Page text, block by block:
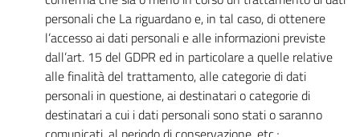
personali che La riguardano e, in tal caso, di ottenere
l’accesso ai dati personali e alle informazioni previste
dall’art. 15 del GDPR ed in particolare a quelle relative
alle finalità del trattamento, alle categorie di dati
personali in questione, ai destinatari o categorie di
destinatari a cui i dati personali sono stati o saranno